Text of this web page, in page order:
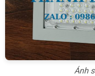
Ánh